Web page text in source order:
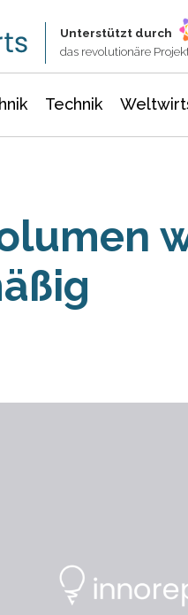
Unterstützt durch
das revolutionäre
Technik